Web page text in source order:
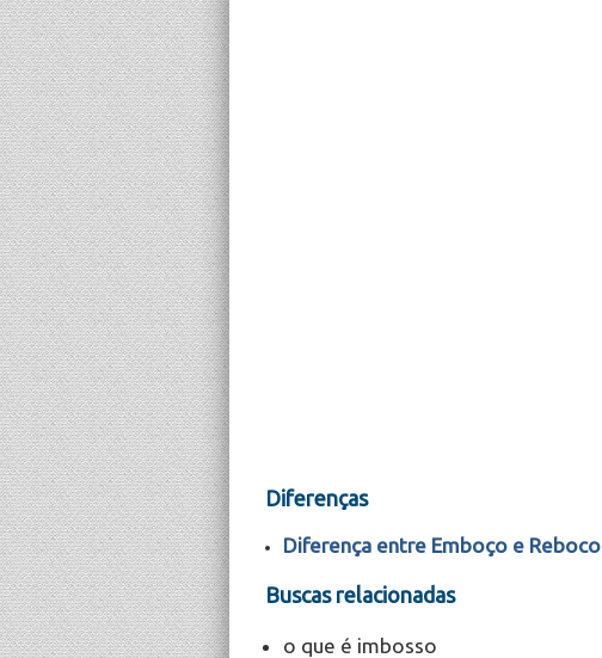
Diferenças
Diferença entre Emboço e Reboco
Buscas relacionadas
o que é imbosso